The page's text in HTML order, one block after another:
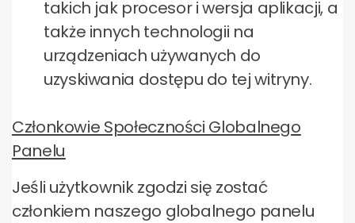
takich jak procesor i wersja aplikacji, a
także innych technologii na
urządzeniach używanych do
uzyskiwania dostępu do tej witryny.
Członkowie Społeczności Globalnego
Panelu
Jeśli użytkownik zgodzi się zostać
członkiem naszego globalnego panelu